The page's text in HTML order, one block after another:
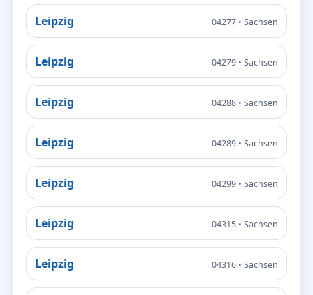
Leipzig 04277 • Sachsen
Leipzig 04279 • Sachsen
Leipzig 04288 • Sachsen
Leipzig 04289 • Sachsen
Leipzig 04299 • Sachsen
Leipzig 04315 • Sachsen
Leipzig 04316 • Sachsen